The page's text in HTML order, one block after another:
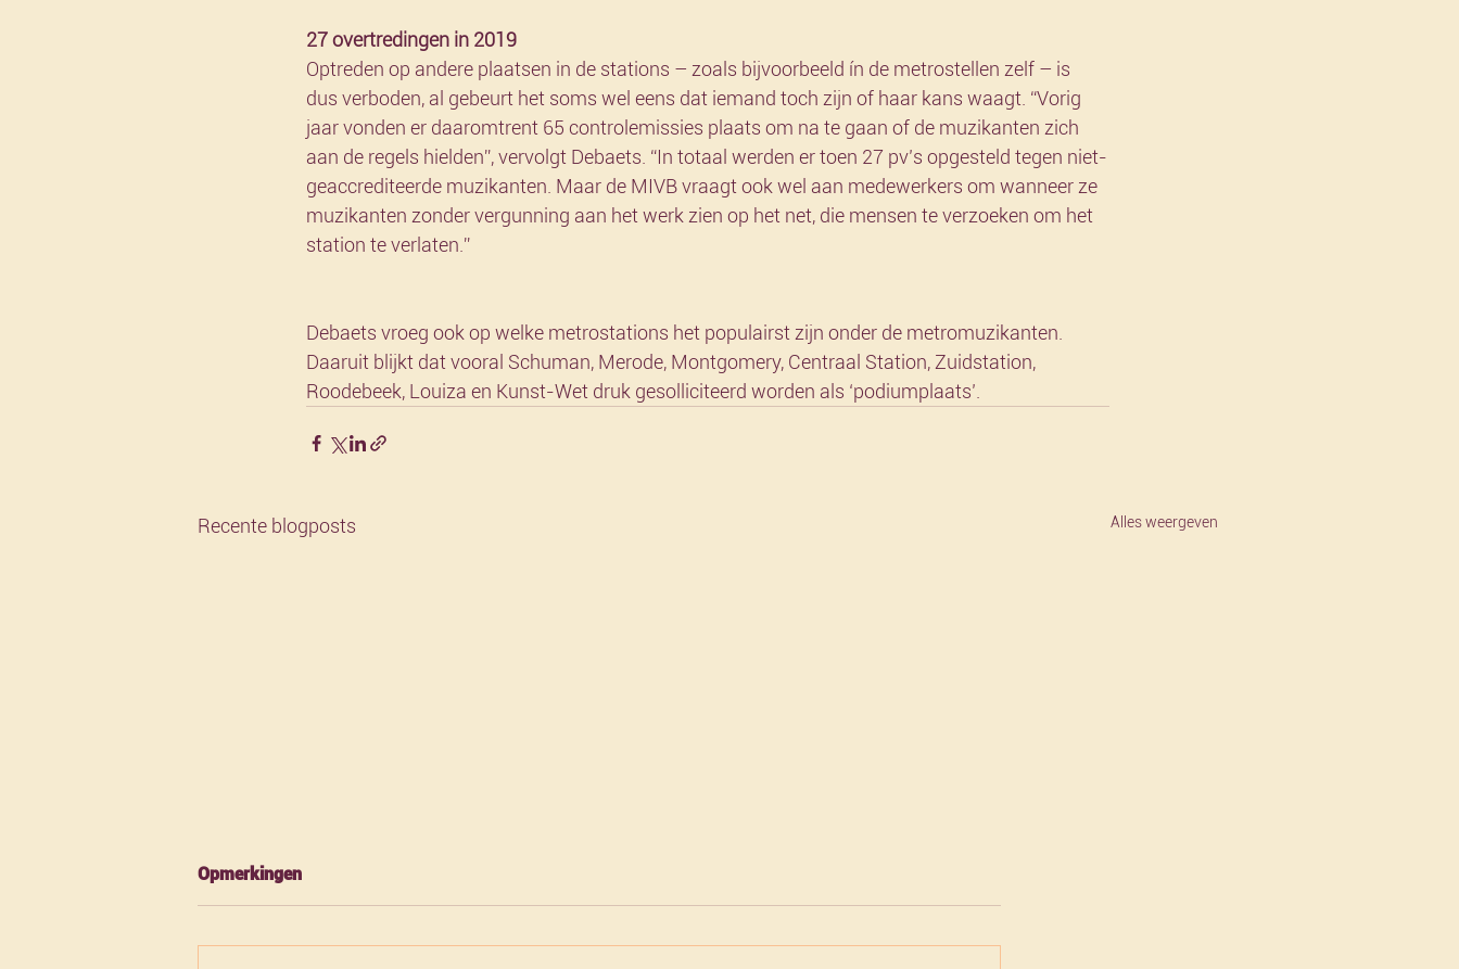
27 overtredingen in 2019
Optreden op andere plaatsen in de stations – zoals bijvoorbeeld ín de metrostellen zelf – is
dus verboden, al gebeurt het soms wel eens dat iemand toch zijn of haar kans waagt. “Vorig
jaar vonden er daaromtrent 65 controlemissies plaats om na te gaan of de muzikanten zich
aan de regels hielden”, vervolgt Debaets. “In totaal werden er toen 27 pv’s opgesteld tegen niet-
geaccrediteerde muzikanten. Maar de MIVB vraagt ook wel aan medewerkers om wanneer ze
muzikanten zonder vergunning aan het werk zien op het net, die mensen te verzoeken om het
station te verlaten.”
Debaets vroeg ook op welke metrostations het populairst zijn onder de metromuzikanten.
Daaruit blijkt dat vooral Schuman, Merode, Montgomery, Centraal Station, Zuidstation,
Roodebeek, Louiza en Kunst-Wet druk gesolliciteerd worden als ‘podiumplaats’.
Recente blogposts Alles weergeven
Opmerkingen